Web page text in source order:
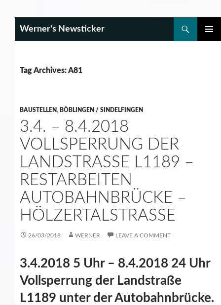
Werner's Newsticker
Tag Archives: A81
BAUSTELLEN, BÖBLINGEN / SINDELFINGEN
3.4. – 8.4.2018
VOLLSPERRUNG DER
LANDSTRASSE L1189 – R
ESTARBEITEN A
UTOBAHNBRÜCKE – H
ÖLZERTALSTRASSE
26/03/2018 WERNER LEAVE A COMMENT
3.4.2018 5 Uhr – 8.4.2018 24 Uhr
Vollsperrung der Landstraße
L1189 unter der Autobahnbrücke.